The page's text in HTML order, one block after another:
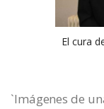
El cura
`Imágenes de